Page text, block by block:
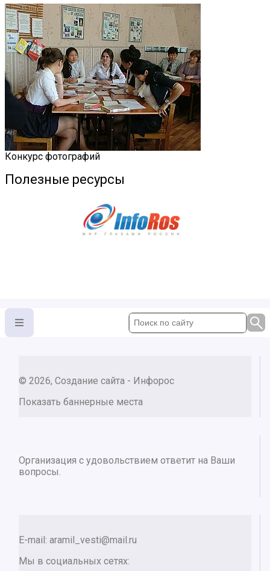
Конкурс фотографий
Полезные ресурсы
© 2026, Создание сайта - Инфорос
Показать баннерные места
Организация с удовольствием ответит на Ваши
вопросы.
E-mail: aramil_vesti@mail.ru
Мы в социальных сетях: